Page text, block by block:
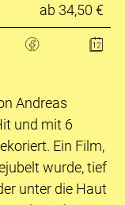
ab 34,50 €
Andreas
und mit 6
Ein Film,
wurde, tief
unter die Haut